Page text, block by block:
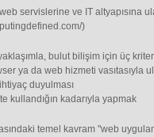
servislerine ve IT altyapısına
)
bulut bilişim için üç
ya da web hizmeti vasıtasıyla
duyulması
kullandığın kadarıyla yapmak
temel kavram "web